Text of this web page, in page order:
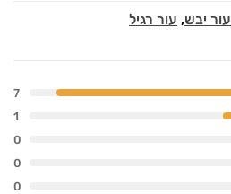
עור יבש, עור רגיל
7
1
0
0
0